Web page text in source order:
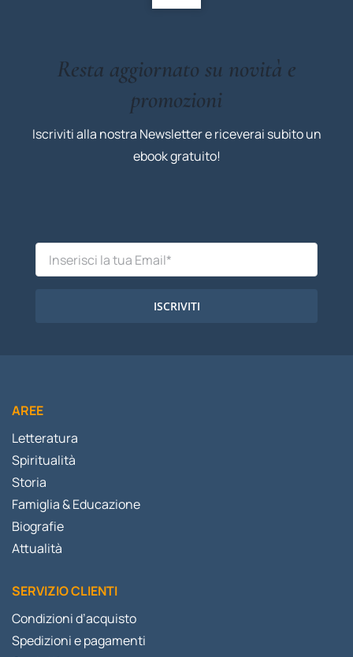
Resta aggiornato su novità e
promozioni
Iscriviti alla nostra Newsletter e riceverai subito un
ebook gratuito!
ISCRIVITI
AREE
Letteratura
Spiritualità
Storia
Famiglia & Educazione
Biografie
Attualità
SERVIZIO CLIENTI
Condizioni d’acquisto
Spedizioni e pagamenti